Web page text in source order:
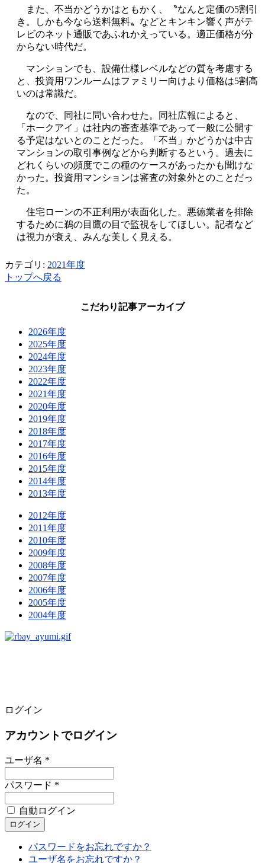
また、不当かどうかはともかく、〝なんと定価の5割引
き。しかも今なら送料無料〟などとキンキン響く声がテ
レビのネット通販であふれかえっている。適正価格が分
からない時代だ。
マンションでも、設備仕様レベルなどの質を考慮する
と、投資用ワンルームはファミリー向けより価格は5割高
いのは常識だ。
なので、同社に問い合わせた。同社広報によると、
「ホークアイ」は社内の審査基準であって一般に公開す
る予定はないとのことだった。「不当」かどうかは中古
マンションの取引事例などから判断するという。過去に
どれくらいの頻度でこの種のケースがあったかも聞けな
かった。投資用マンションは審査の対象外とのことだっ
た。
住宅ローンの不正利用が表面化した。悪徳業者を排除
するために鵜の目鷹の目で監視をしてほしい。記者など
は視力が衰え、みんな美しく見える。
カテゴリ: 2021年度
トップへ戻る
こだわり記事アーカイブ
2026年度
2025年度
2024年度
2023年度
2022年度
2021年度
2020年度
2019年度
2018年度
2017年度
2016年度
2015年度
2014年度
2013年度
2012年度
2011年度
2010年度
2009年度
2008年度
2007年度
2006年度
2005年度
2004年度
ログイン
アカウントでログイン
ユーザ名 *
パスワード *
自動ログイン
パスワードをお忘れですか？
ユーザ名をお忘れですか？